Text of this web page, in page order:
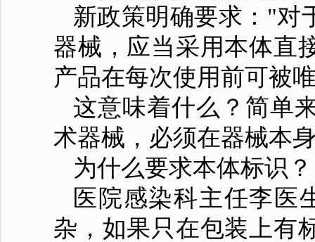
新政策明确要求："对
器械，应当采用本体直
产品在每次使用前可被
这意味着什么？简单
术器械，必须在器械本
为什么要求本体标识？
医院感染科主任李医
杂，如果只在包装上有